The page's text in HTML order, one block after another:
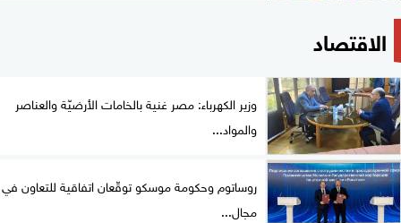
الاقتصاد
وزير الكهرباء: مصر غنية بالخامات الأرضيّة والعناصر
والمواد...
روساتوم وحكومة موسكو توقّعان اتفاقية للتعاون في
مجال...